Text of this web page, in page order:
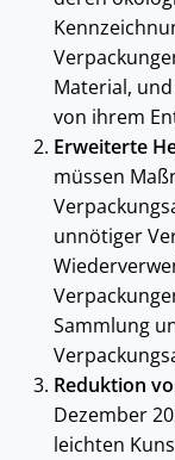
Material,
von ihrem
Erweiterte
müssen
unnötiger
Sammlung
Reduktion
Dezember
leichten